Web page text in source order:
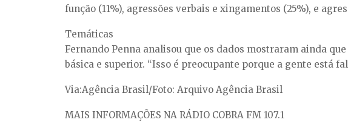
função (11%), agressões verbais e xingamentos (25%), e
Temáticas
Fernando Penna analisou que os dados mostraram ainda
básica e superior. “Isso é preocupante porque a gente está
Via:Agência Brasil/Foto: Arquivo Agência Brasil
MAIS INFORMAÇÕES NA RÁDIO COBRA FM 107.1